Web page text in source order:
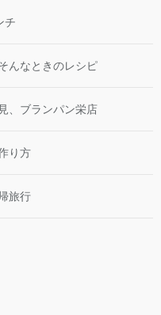
チ
んなときのレシピ
、ブランパン栄店
り方
旅行